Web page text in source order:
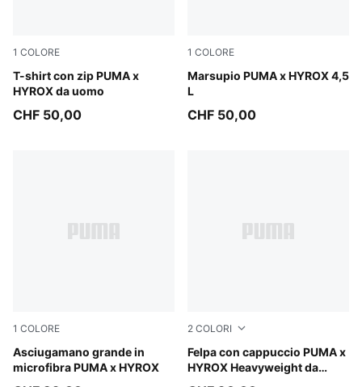
1 COLORE
T-shirt con zip PUMA x
HYROX da uomo
Puma Black
CHF 50,00
1 COLORE
Marsupio PUMA x HYROX 4,5
L
Puma Black
CHF 50,00
1 COLORE
Asciugamano grande in
microfibra PUMA x HYROX
Puma Black
2 COLORI
Felpa con cappuccio PUMA x
HYROX Heavyweight da
Puma Black